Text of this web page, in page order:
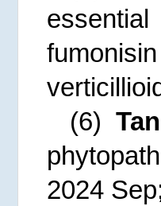
(6)
2024